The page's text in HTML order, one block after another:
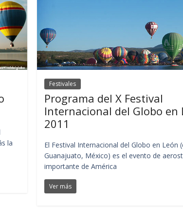
la
Festivales
Programa del X Festival
Internacional del Globo en
2011
El Festival Internacional del Globo en León
Guanajuato, México) es el evento de
importante de América
Ver más